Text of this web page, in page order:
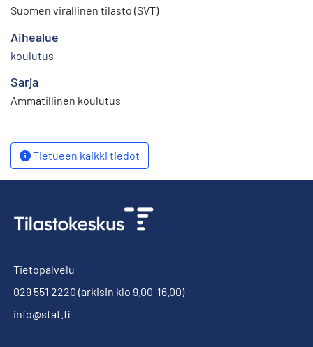
Suomen virallinen tilasto (SVT)
Aihealue
koulutus
Sarja
Ammatillinen koulutus
Tietueen kaikki tiedot
Tietopalvelu
029 551 2220 (arkisin klo 9.00-16.00)
info@stat.fi